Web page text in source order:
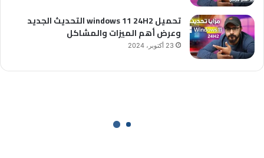
تحميل windows 11 24H2 التحديث الجديد
وعرض أهم الميزات والمشاكل
23 أكتوبر، 2024